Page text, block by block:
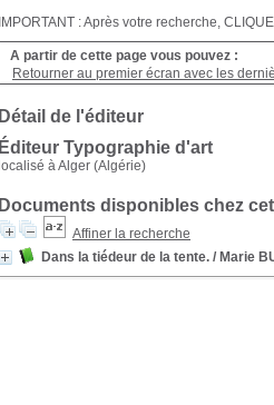
IMPORTANT : Après votre recherche,
A partir de cette page vous pouvez :
Retourner au premier écran avec les
Détail de l'éditeur
Éditeur Typographie d'art
localisé à Alger (Algérie)
Documents disponibles chez
Affiner la recherche
Dans la tiédeur de la tente. / Marie